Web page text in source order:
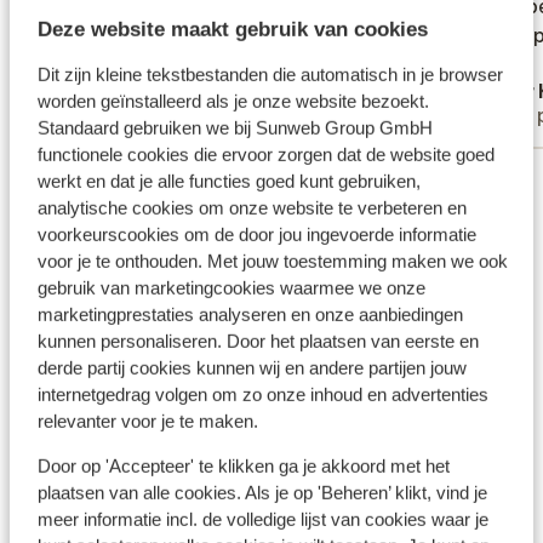
Deze website maakt gebruik van cookies
Dit zijn kleine tekstbestanden die automatisch in je browser
worden geïnstalleerd als je onze website bezoekt.
Standaard gebruiken we bij Sunweb Group GmbH
functionele cookies die ervoor zorgen dat de website goed
werkt en dat je alle functies goed kunt gebruiken,
analytische cookies om onze website te verbeteren en
voorkeurscookies om de door jou ingevoerde informatie
voor je te onthouden. Met jouw toestemming maken we ook
gebruik van marketingcookies waarmee we onze
marketingprestaties analyseren en onze aanbiedingen
kunnen personaliseren. Door het plaatsen van eerste en
derde partij cookies kunnen wij en andere partijen jouw
internetgedrag volgen om zo onze inhoud en advertenties
relevanter voor je te maken.
Door op 'Accepteer' te klikken ga je akkoord met het
plaatsen van alle cookies. Als je op 'Beheren’ klikt, vind je
meer informatie incl. de volledige lijst van cookies waar je
Delphi/Arachova. Dag 4: Arachova en omgeving
Vandaag staat de beroemde stad in de bergen,
Arachova op het programma. Vanaf de stad heb je een
panoramisch uitzicht over de omgeving. Bergopwaarts
ontdek je kleine huizen en geplaveide straatjes. Een
schilderachtig plaatje. Het centrum van de stad heeft
een klokkentoren met een klok van 10m hoogte. De stad
is bekend om haar zwarte wijn, het gekleurde textiel en
tapijten. Ongeveer 30 km van Arachova kun je nog een
bezoek brengen aan het klooster van Osios Loukas in
Distomo. Bekend om de Byzantijnse architectuur wat
opgenomen is in de werelderfgoedlijst van UNESCO. Je
overnacht in de omgeving van Delphi/Arachova. Dag 5:
van Delphi naar Olympia (ongeveer 240 km) Je rijdt
langs Itea, een moderne stad met een prachtige
boulevard. Bezoek Galaxidi, bekend als het eiland op
het land. Deze stad heeft een traditioneel karakter.
Wandel door de schilderachtige smalle straatjes die
komen. Het heeft stress gegeven om de
vlucht te halen.
komen. Het heeft stress gegeven om de
vlucht te ha...meer
Anoniem
Met partner
goed
alles
hotel,
Hotel
Hotel
kamer
nacht.
goed
alles
meer
Bekijk alle 5 ervaringen
Ook interessant voor jou